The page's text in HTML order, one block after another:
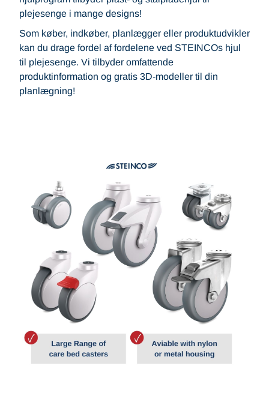
plejesenge i mange designs!
Som køber, indkøber, planlægger eller produktudvikler
kan du drage fordel af fordelene ved STEINCOs hjul
til plejesenge. Vi tilbyder omfattende
produktinformation og gratis 3D-modeller til din
planlægning!